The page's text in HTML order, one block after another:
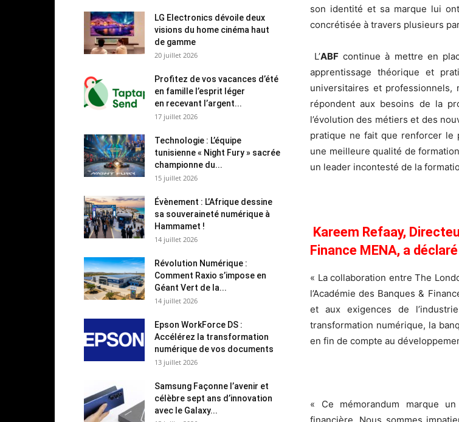
son identité et sa marque lui
concrétisée à travers plusieurs
L’ABF continue à mettre en
apprentissage théorique et
universitaires et professionnels,
répondent aux besoins de la
l’évolution des métiers et des
pratique ne fait que renforcer le
une meilleure qualité de
un leader incontesté de la
Kareem Refaay,
Finance MENA, a déclaré
« La collaboration entre The
l’Académie des Banques &
et aux exigences de
transformation numérique, la
en fin de compte au
« Ce mémorandum marque
LG Electronics dévoile deux
visions du home cinéma haut
de gamme
20 juillet 2026
Profitez de vos vacances d’été
en famille l’esprit léger
en recevant l’argent...
17 juillet 2026
Technologie : L’équipe
tunisienne « Night Fury » sacrée
championne du...
15 juillet 2026
Évènement : L’Afrique dessine
sa souveraineté numérique à
Hammamet !
14 juillet 2026
Révolution Numérique :
Comment Raxio s’impose en
Géant Vert de la...
14 juillet 2026
Epson WorkForce DS :
Accélérez la transformation
numérique de vos documents
13 juillet 2026
Samsung Façonne l’avenir et
célèbre sept ans d’innovation
avec le Galaxy...